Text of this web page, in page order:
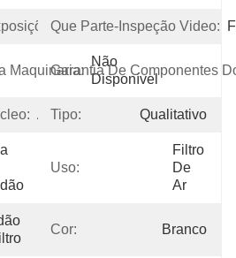
Nenhum
Que Parte-Inspeção Video:
Maquinaria:
Não
Disponível
Garantia De Componentes
Algodão
Tipo: Qualitativo
Uso:
Filtro
De
Ar
Cor: Branco